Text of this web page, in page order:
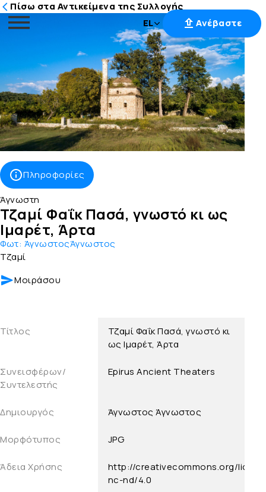
περιεχόμενο
EL Ανέβαστε
Πίσω στα Αντικείμενα της Συλλογής
Πληροφορίες
Άγνωστη
Τζαμί Φαΐκ Πασά, γνωστό κι ως
Ιμαρέτ, Άρτα
Φωτ: ΆγνωστοςΆγνωστος
Τζαμί
Μοιράσου
Τίτλος
Τζαμί Φαΐκ Πασά, γνωστό κι
ως Ιμαρέτ, Άρτα
Συνεισφέρων/
Συντελεστής
Epirus Ancient Theaters
Δημιουργός Άγνωστος Άγνωστος
Μορφότυπος JPG
Άδεια Χρήσης
http://creativecommons.org/
nc-nd/4.0